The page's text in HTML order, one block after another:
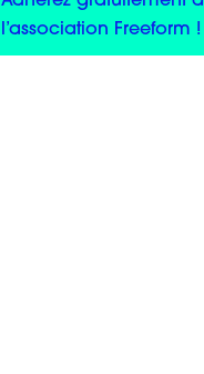
l’association Freeform !